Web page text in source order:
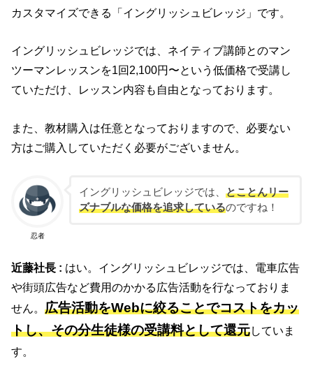
カスタマイズできる「イングリッシュビレッジ」です。
イングリッシュビレッジでは、ネイティブ講師とのマン
ツーマンレッスンを1回2,100円〜という低価格で受講し
ていただけ、レッスン内容も自由となっております。
また、教材購入は任意となっておりますので、必要ない
方はご購入していただく必要がございません。
忍者
イングリッシュビレッジでは、 とことんリー
ズナブルな価格を追求しているのですね！
近藤社長 : はい。イングリッシュビレッジでは、電車広告
や街頭広告など費用のかかる広告活動を行なっておりま
せん。広告活動をWebに絞ることでコストをカッ
トし、その分生徒様の受講料として還元していま
す。